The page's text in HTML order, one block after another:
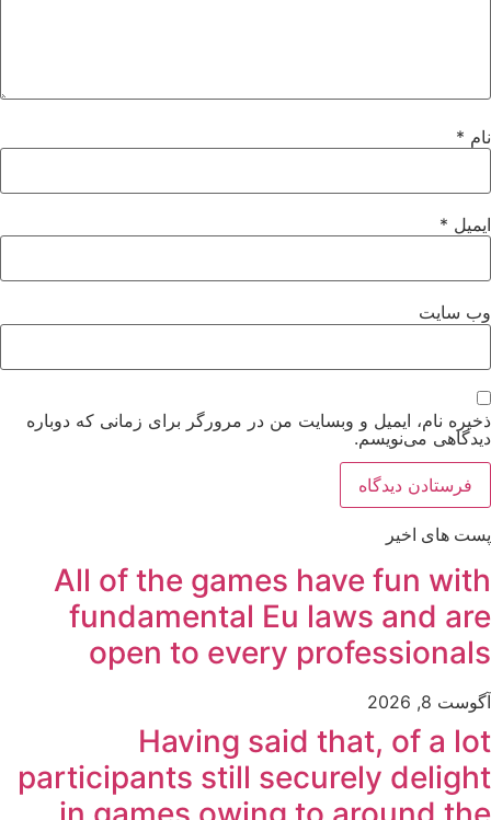
نام *
ایمیل *
وب‌ سایت
ذخیره نام، ایمیل و وبسایت من در مرورگر برای زمانی که دوباره
دیدگاهی می‌نویسم.
پست های اخیر
All of the games have fun with
fundamental Eu laws and are
open to every professionals
آگوست 8, 2026
Having said that, of a lot
participants still securely delight